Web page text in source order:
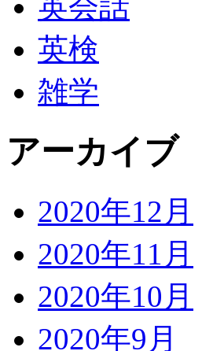
英会話
英検
雑学
アーカイブ
2020年12月
2020年11月
2020年10月
2020年9月